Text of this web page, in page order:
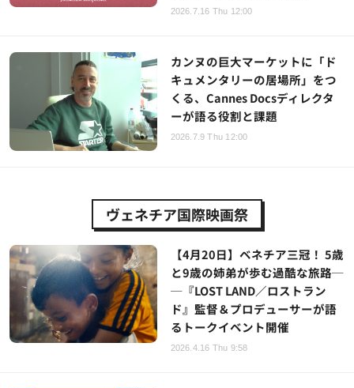
2026.7.16 Thu 12:00
カンヌの巨大マーケットに「ド
キュメンタリーの居場所」をつ
くる、Cannes Docsディレクタ
ーが語る役割と課題
2026.7.9 Thu 12:00
ヴェネチア国際映画祭
【4月20日】ベネチア三冠！ 5歳
と9歳の姉弟が歩む過酷な旅路─
─『LOST LAND／ロストラン
ド』監督＆プロデューサーが語
るトークイベント開催
2026.4.16 Thu 9:58